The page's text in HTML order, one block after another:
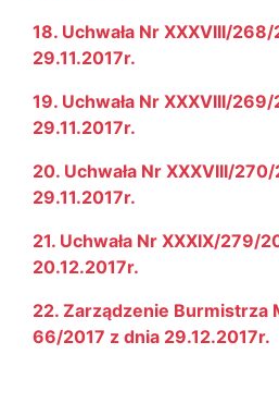
18. Uchwała Nr XXXVIII/
29.11.2017r.
19. Uchwała Nr XXXVIII/
29.11.2017r.
20. Uchwała Nr XXXVIII/
29.11.2017r.
21. Uchwała Nr XXXIX/279/
20.12.2017r.
22. Zarządzenie Burmistrza
66/2017 z dnia 29.12.2017r.